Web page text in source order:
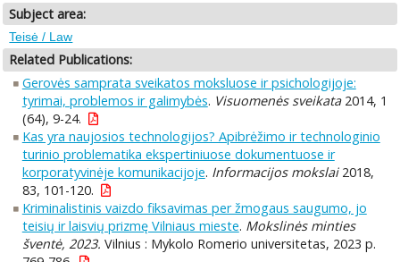
Subject area:
Teisė / Law
Related Publications:
Gerovės samprata sveikatos moksluose ir psichologijoje:
tyrimai, problemos ir galimybės. Visuomenės sveikata2014, 1
(64), 9-24.
Kas yra naujosios technologijos? Apibrėžimo ir technologinio
turinio problematika ekspertiniuose dokumentuose ir
korporatyvinėje komunikacijoje. Informacijos mokslai2018,
83, 101-120.
Kriminalistinis vaizdo fiksavimas per žmogaus saugumo, jo
teisių ir laisvių prizmę Vilniaus mieste. Mokslinės minties
šventė, 2023. Vilnius : Mykolo Romerio universitetas, 2023 p.